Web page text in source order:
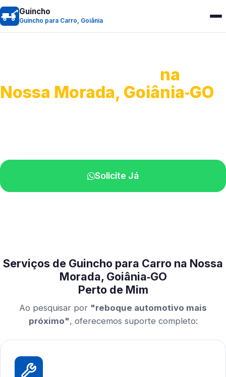
Guincho
Guincho para Carro, Goiânia
na
Nossa Morada, Goiânia‑GO
Solicite Já
Serviços de Guincho para Carro na Nossa
Morada, Goiânia‑GO
Perto de Mim
Ao pesquisar por "reboque automotivo mais
próximo", oferecemos suporte completo: